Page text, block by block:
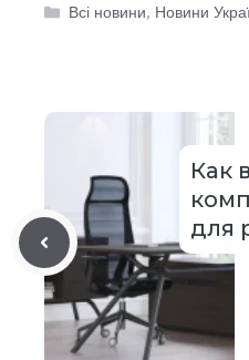
Категорії
Всі новини, Новини
Как
для